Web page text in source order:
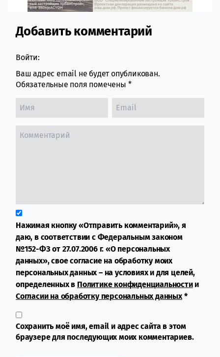
Comment section
Добавить комментарий
Войти:
Ваш адрес email не будет опубликован.
Обязательные поля помечены *
Нажимая кнопку «Отправить комментарий», я
даю, в соответствии с Федеральным законом
№152-ФЗ от 27.07.2006 г. «О персональных
данных», свое согласие на обработку моих
персональных данных – на условиях и для целей,
определенных в Политике конфиденциальностии
Согласии на обработку персональных данных*
Сохранить моё имя, email и адрес сайта в этом
браузере для последующих моих комментариев.